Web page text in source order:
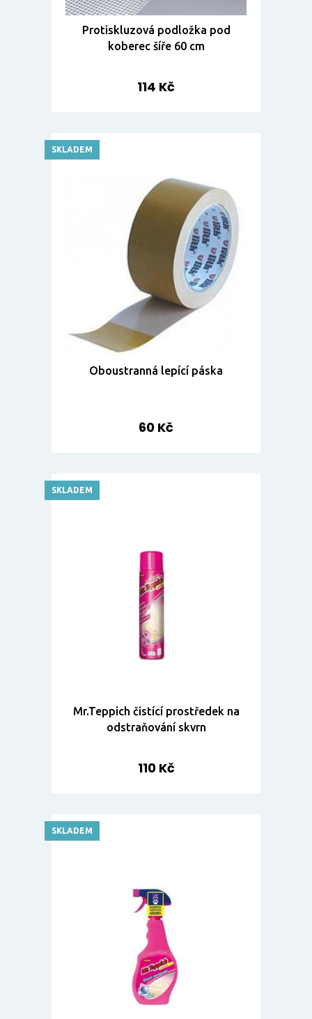
Protiskluzová podložka pod
koberec šíře 60 cm
114 Kč
Oboustranná lepící páska
60 Kč
SKLADEM
Mr.Teppich čistící prostředek na
odstraňování skvrn
110 Kč
SKLADEM
SKLADEM